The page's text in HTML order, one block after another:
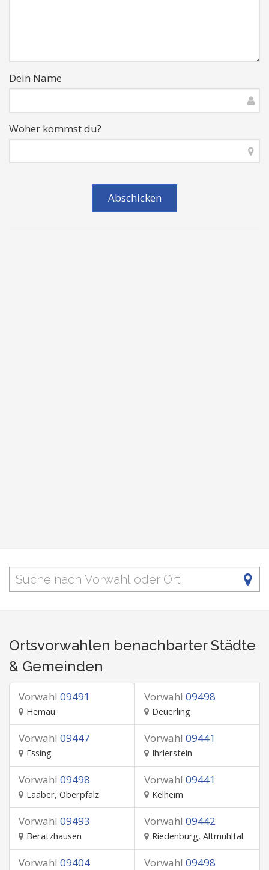
Dein Name
Woher kommst du?
Ortsvorwahlen benachbarter Städte
& Gemeinden
Vorwahl 09491
Hemau
Vorwahl 09498
Deuerling
Vorwahl 09447
Essing
Vorwahl 09441
Ihrlerstein
Vorwahl 09498
Laaber, Oberpfalz
Vorwahl 09441
Kelheim
Vorwahl 09493
Beratzhausen
Vorwahl 09442
Riedenburg, Altmühltal
Vorwahl 09404 Vorwahl 09498